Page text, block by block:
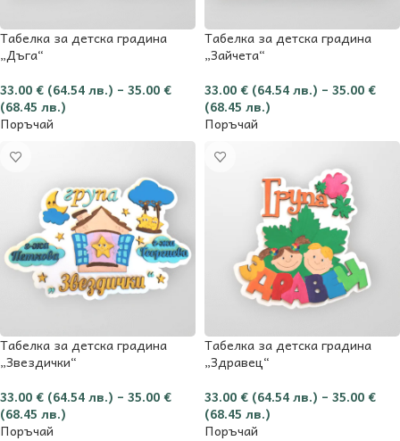
Табелка за детска градина
„Дъга“
33.00 € (64.54 лв.) – 35.00 €
(68.45 лв.)
Поръчай
Табелка за детска градина
„Зайчета“
33.00 € (64.54 лв.) – 35.00 €
(68.45 лв.)
Поръчай
Табелка за детска градина
„Звездички“
33.00 € (64.54 лв.) – 35.00 €
(68.45 лв.)
Поръчай
Табелка за детска градина
„Здравец“
33.00 € (64.54 лв.) – 35.00 €
(68.45 лв.)
Поръчай